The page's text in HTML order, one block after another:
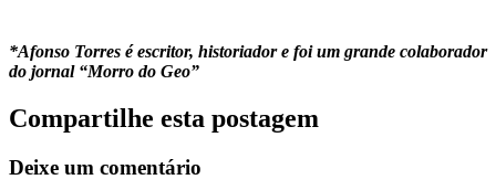
*Afonso Torres é escritor, historiador e foi um grande colaborador
do jornal “Morro do Geo”
Compartilhe esta postagem
Deixe um comentário